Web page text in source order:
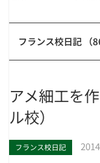
フランス校日記 （
アメ細工を
ル校）
フランス校日記